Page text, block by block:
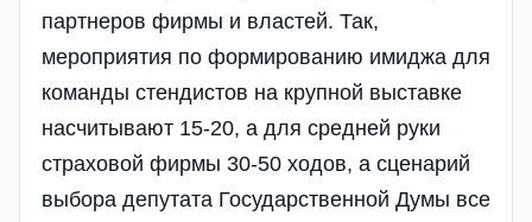
партнеров фирмы и властей. Так,
мероприятия по формированию имиджа для
команды стендистов на крупной выставке
насчитывают 15-20, а для средней руки
страховой фирмы 30-50 ходов, а сценарий
выбора депутата Государственной Думы все